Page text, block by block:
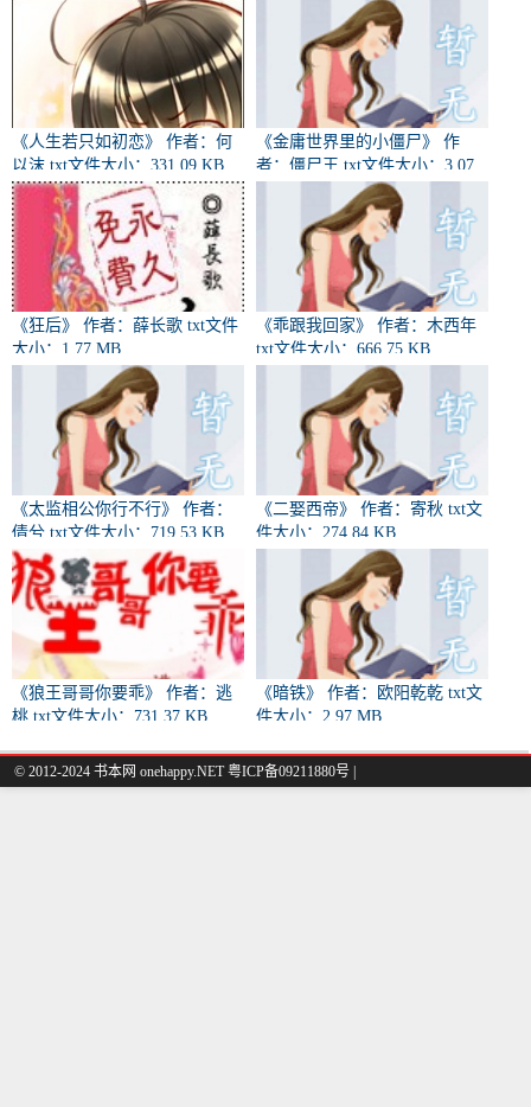
《人生若只如初恋》 作者：何
以沫 txt文件大小：331.09 KB
《金庸世界里的小僵尸》 作
者：僵尸王 txt文件大小：3.07
MB
《狂后》 作者：薛长歌 txt文件
大小：1.77 MB
《乖跟我回家》 作者：木西年
txt文件大小：666.75 KB
《太监相公你行不行》 作者：
倩兮 txt文件大小：719.53 KB
《二娶西帝》 作者：寄秋 txt文
件大小：274.84 KB
《狼王哥哥你要乖》 作者：逃
桃 txt文件大小：731.37 KB
《暗铁》 作者：欧阳乾乾 txt文
件大小：2.97 MB
© 2012-2024 书本网 onehappy.NET 粤ICP备09211880号 |